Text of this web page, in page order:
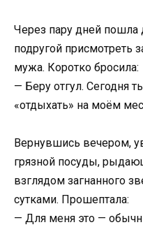
Через пару дней пошла
подругой присмотреть
мужа. Коротко бросила:
— Беру отгул. Сегодня
«отдыхать» на моём
Вернувшись вечером,
грязной посуды,
взглядом загнанного
сутками. Прошептала:
— Для меня это —